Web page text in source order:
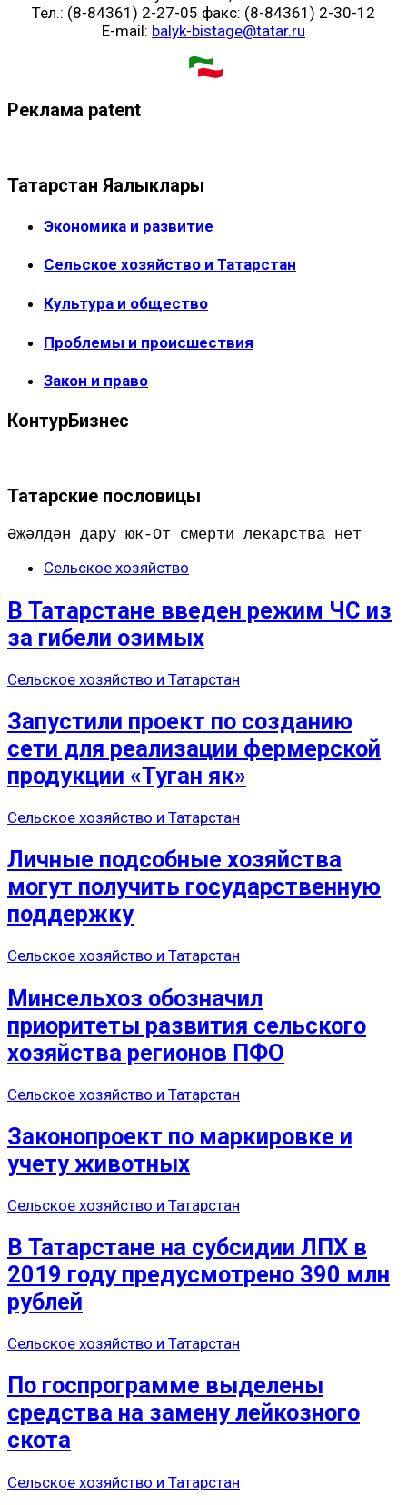
Тел.: (8-84361) 2-27-05 факс: (8-84361) 2-30-12
E-mail: balyk-bistage@tatar.ru
Реклама patent
Татарстан Яңалыклары
Экономика и развитие
Сельское хозяйство и Татарстан
Культура и общество
Проблемы и происшествия
Закон и право
КонтурБизнес
Татарские пословицы
Әҗәлдән дару юк-От смерти лекарства нет
Сельское хозяйство
В Татарстане введен режим ЧС из
за гибели озимых
Сельское хозяйство и Татарстан
Запустили проект по созданию
сети для реализации фермерской
продукции «Туган як»
Сельское хозяйство и Татарстан
Личные подсобные хозяйства
могут получить государственную
поддержку
Сельское хозяйство и Татарстан
Минсельхоз обозначил
приоритеты развития сельского
хозяйства регионов ПФО
Сельское хозяйство и Татарстан
Законопроект по маркировке и
учету животных
Сельское хозяйство и Татарстан
В Татарстане на субсидии ЛПХ в
2019 году предусмотрено 390 млн
рублей
Сельское хозяйство и Татарстан
По госпрограмме выделены
средства на замену лейкозного
скота
Сельское хозяйство и Татарстан